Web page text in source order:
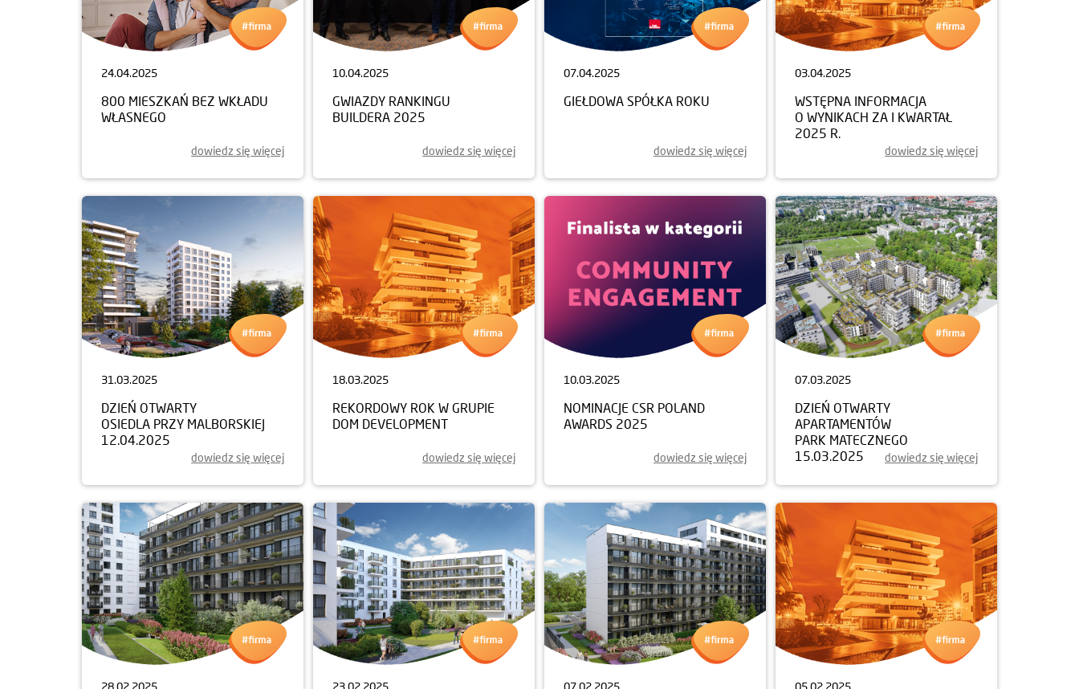
24.04.2025
800 MIESZKAŃ BEZ WKŁADU
WŁASNEGO
dowiedz się więcej
10.04.2025
GWIAZDY RANKINGU
BUILDERA 2025
dowiedz się więcej
07.04.2025
GIEŁDOWA SPÓŁKA ROKU
dowiedz się więcej
03.04.2025
WSTĘPNA INFORMACJA
O WYNIKACH ZA I KWARTAŁ
2025 R.
dowiedz się więcej
31.03.2025
DZIEŃ OTWARTY
OSIEDLA PRZY MALBORSKIEJ
12.04.2025
dowiedz się więcej
18.03.2025
REKORDOWY ROK W GRUPIE
DOM DEVELOPMENT
dowiedz się więcej
10.03.2025
NOMINACJE CSR POLAND
AWARDS 2025
dowiedz się więcej
07.03.2025
DZIEŃ OTWARTY
APARTAMENTÓW
PARK MATECZNEGO
15.03.2025
dowiedz się więcej
28.02.2025 23.02.2025 07.02.2025 05.02.2025